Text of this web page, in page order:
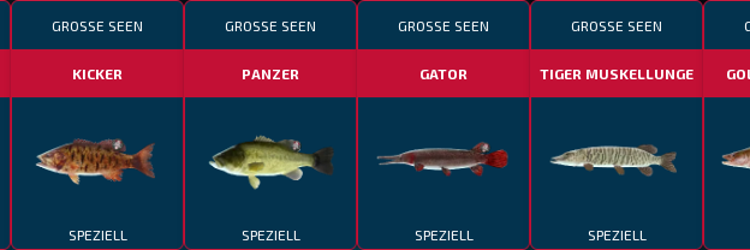
GROSSE SEEN
KICKER
SPEZIELL
GROSSE SEEN
PANZER
SPEZIELL
GROSSE SEEN
GATOR
SPEZIELL
GROSSE SEEN
TIGER MUSKELLUNGE
SPEZIELL